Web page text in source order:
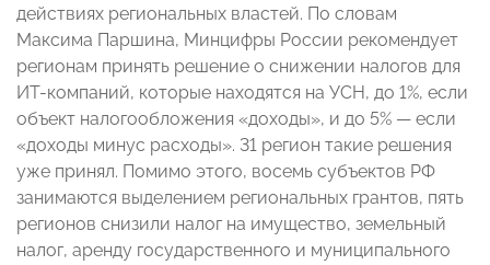
действиях региональных властей. По словам
Максима Паршина, Минцифры России рекомендует
регионам принять решение о снижении налогов для
ИТ-компаний, которые находятся на УСН, до 1%, если
объект налогообложения «доходы», и до 5% — если
«доходы минус расходы». 31 регион такие решения
уже принял. Помимо этого, восемь субъектов РФ
занимаются выделением региональных грантов, пять
регионов снизили налог на имущество, земельный
налог, аренду государственного и муниципального